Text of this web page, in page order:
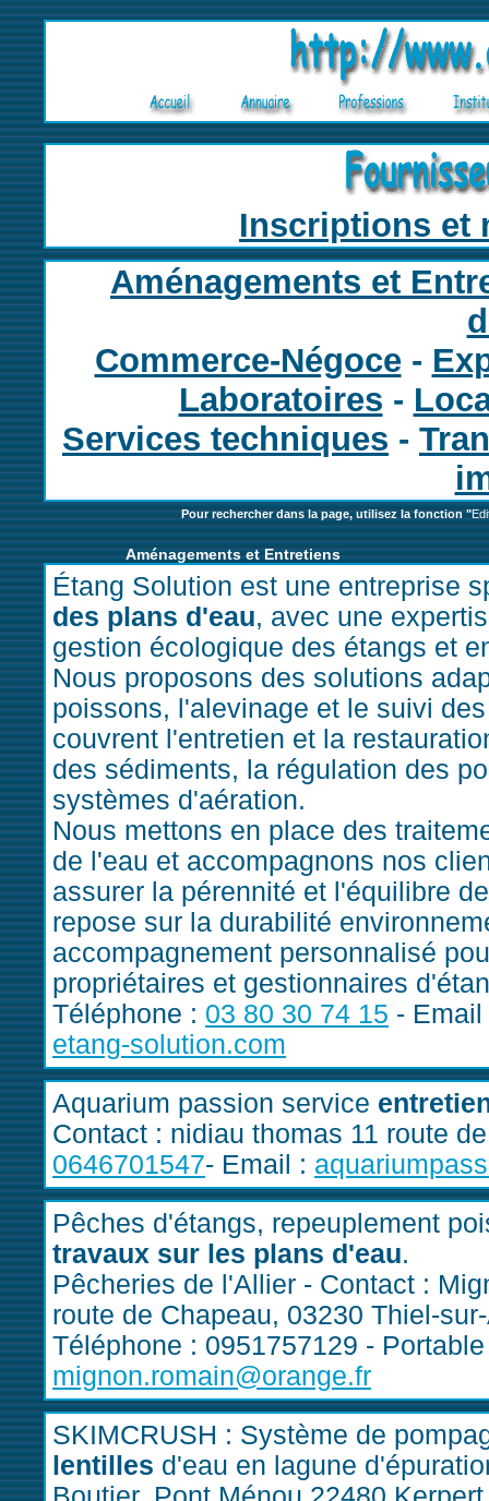
Inscriptions et
Aménagements et
Commerce-Négoce-
Laboratoires -
Services techniques -
Pour rechercher dans la page, utilisez la fonction "
Aménagements et Entretiens
Étang Solution est une entreprise
des plans d'eau, avec une
gestion écologique des étangs et
Nous proposons des solutions
poissons, l'alevinage et le suivi
couvrent l'entretien et la
des sédiments, la régulation des
systèmes d'aération.
Nous mettons en place des
de l'eau et accompagnons nos
assurer la pérennité et l'équilibre
repose sur la durabilité
accompagnement personnalisé
propriétaires et gestionnaires
Téléphone : 03 80 30 74 15 -
etang-solution.com
Aquarium passion service
Contact : nidiau thomas 11 route
0646701547- Email :
Pêches d'étangs, repeuplement
travaux sur les plans d'eau.
Pêcheries de l'Allier - Contact :
route de Chapeau, 03230 Thiel-
Téléphone : 0951757129 -
mignon.romain@orange.fr
SKIMCRUSH : Système de
lentilles d'eau en lagune